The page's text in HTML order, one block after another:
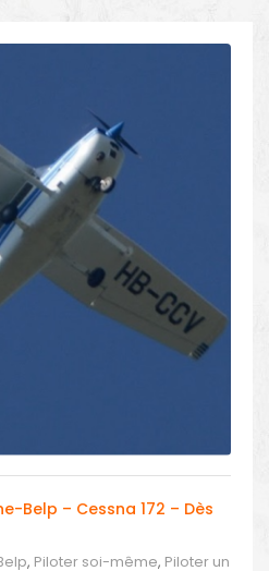
Belp – Cessna 172 – Dès
, Piloter soi-même, Piloter un